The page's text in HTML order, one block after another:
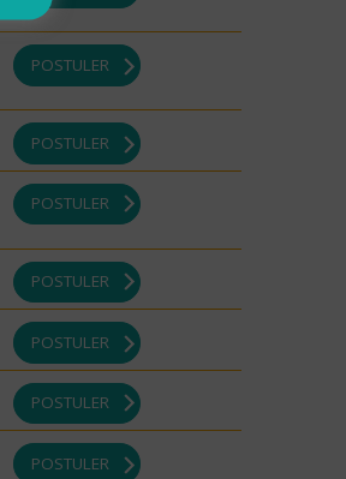
POSTULER
POSTULER
POSTULER
POSTULER
POSTULER
POSTULER
POSTULER